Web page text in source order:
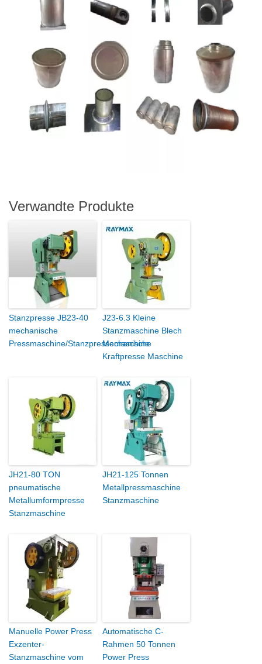
Verwandte Produkte
Stanzpresse JB23-40
mechanische
Pressmaschine/Stanzpressemaschine
J23-6.3 Kleine
Stanzmaschine Blech
Mechanische
Kraftpresse Maschine
JH21-80 TON
pneumatische
Metallumformpresse
Stanzmaschine
JH21-125 Tonnen
Metallpressmaschine
Stanzmaschine
Manuelle Power Press
Exzenter-
Stanzmaschine vom
Automatische C-
Rahmen 50 Tonnen
Power Press